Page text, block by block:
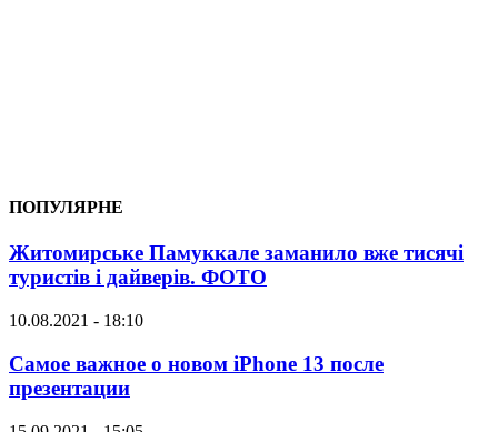
ПОПУЛЯРНЕ
Житомирське Памуккале заманило вже тисячі
туристів і дайверів. ФОТО
10.08.2021 - 18:10
Самое важное о новом iPhone 13 после
презентации